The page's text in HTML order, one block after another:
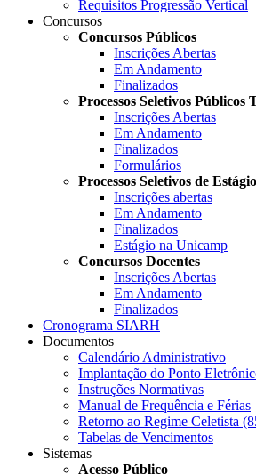
Requisitos Progressão Vertical
Concursos
Concursos Públicos
Inscrições Abertas
Em Andamento
Finalizados
Processos Seletivos Públicos
Inscrições Abertas
Em Andamento
Finalizados
Formulários
Processos Seletivos de Estágio
Inscrições abertas
Em Andamento
Finalizados
Estágio na Unicamp
Concursos Docentes
Inscrições Abertas
Em Andamento
Finalizados
Cronograma SIARH
Documentos
Calendário Administrativo
Implantação do Ponto
Instruções Normativas
Manual de Frequência e Férias
Retorno ao Regime Celetista
Tabelas de Vencimentos
Sistemas
Acesso Público